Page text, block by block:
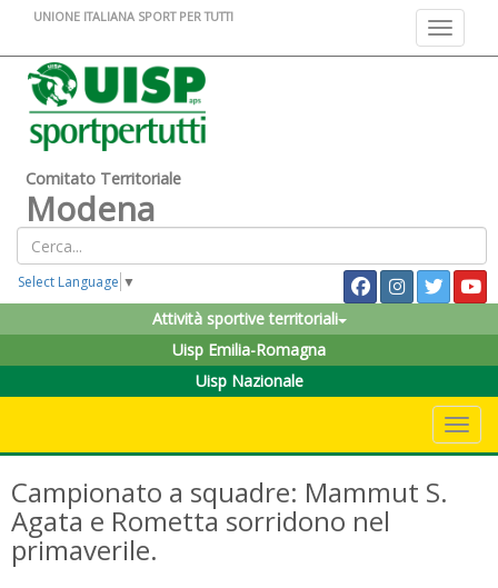
Toggle
UNIONE ITALIANA SPORT PER TUTTI
Comitato Territoriale
Modena
Select Language ▼
Attività sportive territoriali
Uisp Emilia-Romagna
Uisp Nazionale
Campionato a squadre: Mammut S.
Agata e Rometta sorridono nel
primaverile.